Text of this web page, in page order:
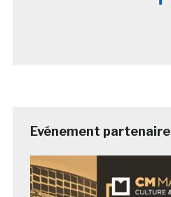
Evénement partenaire